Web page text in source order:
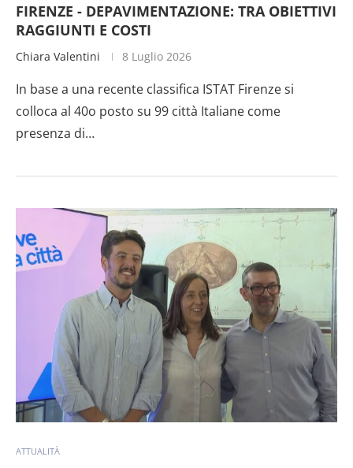
FIRENZE - DEPAVIMENTAZIONE: TRA OBIETTIVI
RAGGIUNTI E COSTI
Chiara Valentini 8 Luglio 2026
In base a una recente classifica ISTAT Firenze si
colloca al 40o posto su 99 città Italiane come
presenza di…
ATTUALITÀ